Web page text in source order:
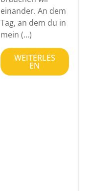
einander. An dem
Tag, an dem du in
mein (...)
WEITERLES
EN